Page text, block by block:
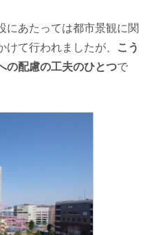
にあたっては都市景観に関
て行われましたが、
こう
の配慮の工夫のひとつで